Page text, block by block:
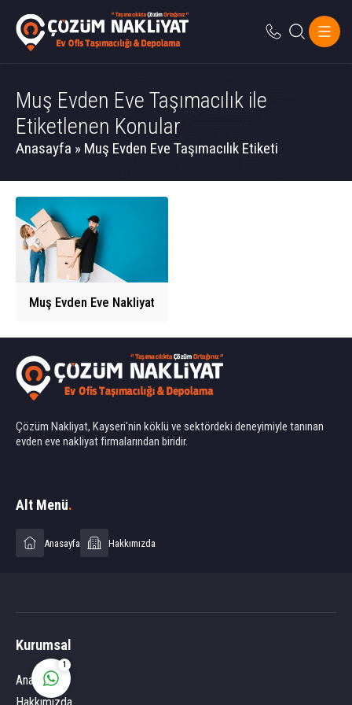
Muş Evden Eve Taşımacılık ile
Etiketlenen Konular
Anasayfa » Muş Evden Eve Taşımacılık Etiketi
Muş Evden Eve Nakliyat
Çözüm Nakliyat, Kayseri'nin köklü ve sektördeki deneyimiyle tanınan
evden eve nakliyat firmalarından biridir.
Alt Menü.
Anasayfa Hakkımızda
Kurumsal
Anasayfa
1